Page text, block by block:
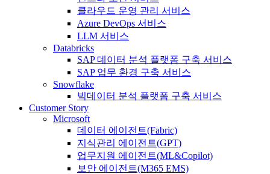
클라우드 운영 관리 서비스
Azure DevOps 서비스
LLM 서비스
Databricks
SAP 데이터 분석 플랫폼 구축 서비스
SAP 업무 환경 구축 서비스
Snowflake
빅데이터 분석 플랫폼 구축 서비스
Customer Story
Microsoft
데이터 에이전트(Fabric)
지식관리 에이전트(GPT)
업무지원 에이전트(ML&Copilot)
보안 에이전트(M365 EMS)